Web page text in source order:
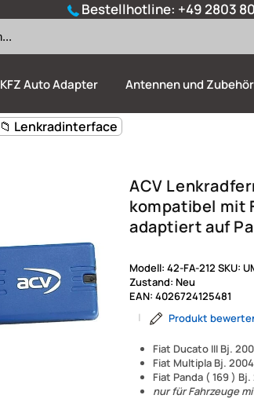
Bestellhotline: +49 2803
KFZ Auto Adapter Antennen und Zubehör
📁 Lenkradinterface
ACV
kompatibel mit
adaptiert auf
Fiat Ducato III Bj.
Fiat Multipla Bj.
Fiat Panda ( 169 )
nur für Fahrzeuge
Modell: 42-FA-212 SKU:
Zustand: Neu
EAN: 4026724125481
|
Produkt